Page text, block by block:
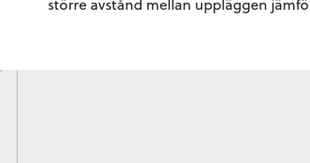
större avstånd mellan uppläggen